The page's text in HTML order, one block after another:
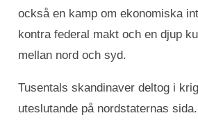
också en kamp om ekonomiska
kontra federal makt och en djup
mellan nord och syd.
Tusentals skandinaver deltog i
uteslutande på nordstaternas